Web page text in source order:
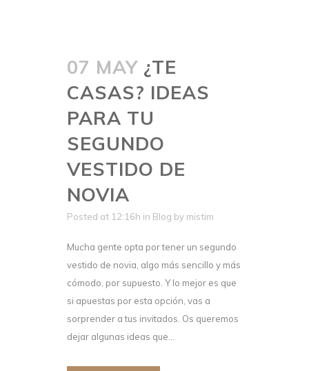
07 MAY ¿TE
CASAS? IDEAS
PARA TU
SEGUNDO
VESTIDO DE
NOVIA
Posted at 12:16h in Blog by mistim
Mucha gente opta por tener un segundo
vestido de novia, algo más sencillo y más
cómodo, por supuesto. Y lo mejor es que
si apuestas por esta opción, vas a
sorprender a tus invitados. Os queremos
dejar algunas ideas que...